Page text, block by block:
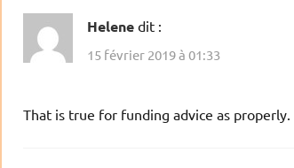
Helene dit :
15 février 2019 à 01:33
That is true for funding advice as properly.